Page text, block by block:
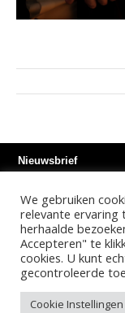
Nieuwsbrief
Instagram Facebook
©2026- Kalonda Luxury
We gebruiken
relevante ervaring
herhaalde
Accepteren" te
cookies. U kunt
gecontroleerde
Cookie Instellingen